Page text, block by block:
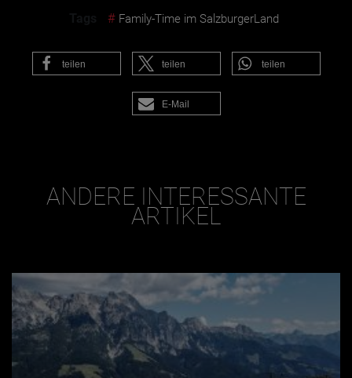
# Family-Time im SalzburgerLand
teilen teilen teilen
E-Mail
ANDERE INTERESSANTE
ARTIKEL